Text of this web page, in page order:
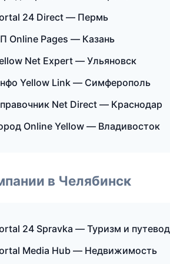
24 Direct — Пермь
Online Pages — Казань
Net Expert — Ульяновск
Yellow Link — Симферополь
Net Direct — Краснодар
Online Yellow — Владивосток
в Челябинск
24 Spravka — Туризм и
Media Hub — Недвижимость